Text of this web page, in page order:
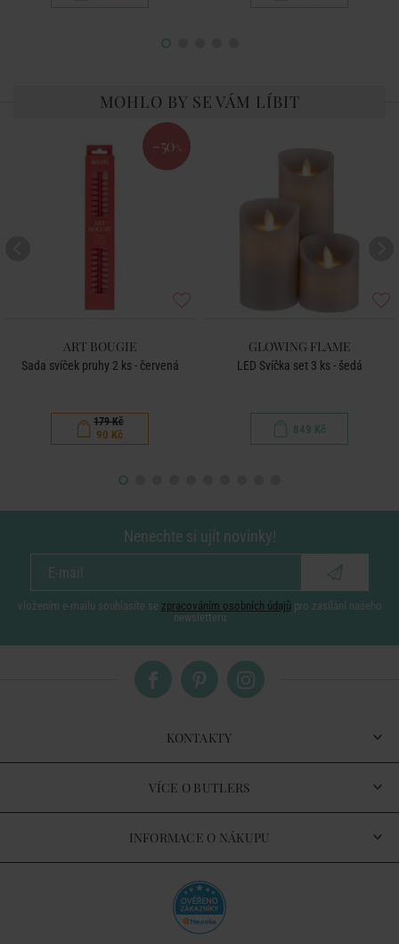
MOHLO BY SE VÁM LÍBIT
-50 %
ART BOUGIE
Sada svíček pruhy 2 ks - červená
179 Kč
90 Kč
GLOWING FLAME
LED Svíčka set 3 ks - šedá
849 Kč
Nenechte si ujít novinky!
vložením e-mailu souhlasíte se zpracováním osobních údajů pro zasílání našeho
newsletteru
KONTAKTY
VÍCE O BUTLERS
INFORMACE O NÁKUPU